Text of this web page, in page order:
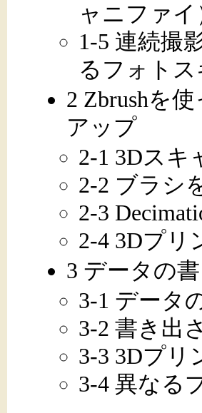
ャニファイ
1-5 連続撮
るフォト
2 Zbrushを
アップ
2-1 3Dスキ
2-2 ブラシ
2-3
2-4 3Dプリ
3 データの
3-1 データ
3-2 書き出
3-3 3Dプリ
3-4 異なる